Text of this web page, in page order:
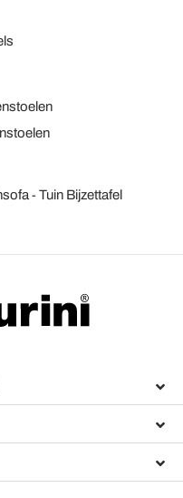
Tuin Bijzettafel